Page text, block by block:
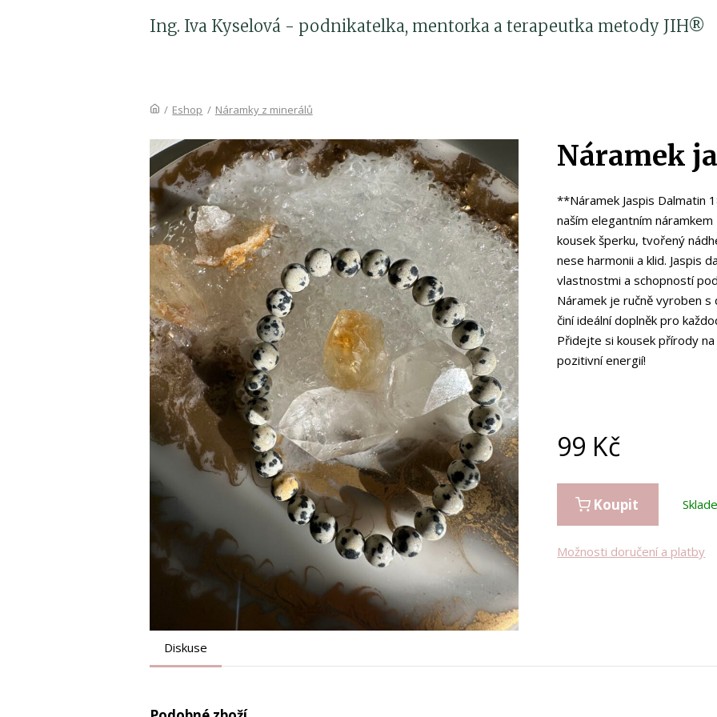
Ing. Iva Kyselová - podnikatelka, mentorka a terapeutka metody JIH®
/ Eshop / Náramky z minerálů
Náramek
**Náramek Jaspis Dalmatin
naším elegantním
kousek šperku, tvořený
nese harmonii a klid. Jaspis
vlastnostmi a schopností
Náramek je ručně vyroben s
činí ideální doplněk pro
Přidejte si kousek přírody
pozitivní energií!
99 Kč
Koupit
Možnosti doručení a platby
Diskuse